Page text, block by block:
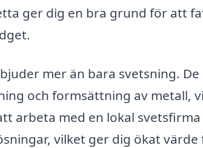
ger dig en bra grund för att
mer än bara svetsning. De
och formsättning av metall,
arbeta med en lokal
vilket ger dig ökat värde